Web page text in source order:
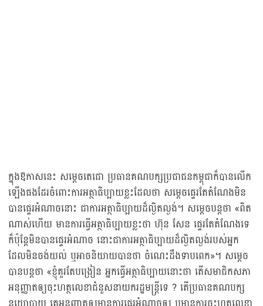
ក្នុងឱកាសនេះ សម្ដេចតេជោ ប្រធានគណបក្សប្រជាជនកម្ពុជាក៏បានលើក
ឡើងផងដែរចំពោះការអត្ថាធិប្បាយខ្លះដែលថា សម្ដេចផ្ទេរតែតំណែងមិន
បានផ្ទេរអំណាចនោះ ជាការអត្ថាធិប្បាយដ៏ល្ងិតល្ងង់។ សម្ដេចបន្តថា «ពិត
ណាស់ហើយ មានការធ្វើអត្ថាធិប្បាយខ្លះថា ហ៊ុន សែន ផ្ទេរតែតំណែងទេ
ក៏ប៉ុន្តែមិនបានផ្ទេរអំណាច នោះជាការអត្ថាធិប្បាយដ៏ល្ងិតល្ងង់របស់អ្នក
ដែលមិនចង់យល់ ឬអាចនិយាយបានថា ចំណេះដឹងទាបពេក»។ សម្តេច
បានបន្តថា «ខ្ញុំគួរតែបង្រៀន អ្នកធ្វើអត្ថាធិប្បាយនោះថា តើសមាជិកសភា
អនុញ្ញាតឲ្យចុះហត្ថលេខាជំនួសនាយករដ្ឋមន្ត្រីទេ ? តើប្រធានគណបក្ស